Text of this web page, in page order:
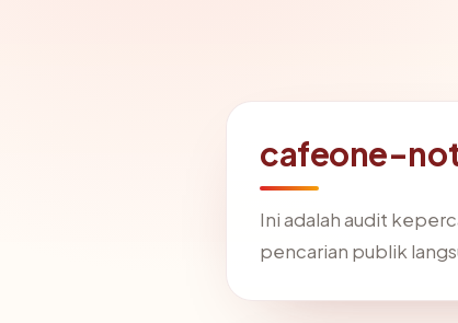
cafeone-
Ini adalah audit
pencarian publik